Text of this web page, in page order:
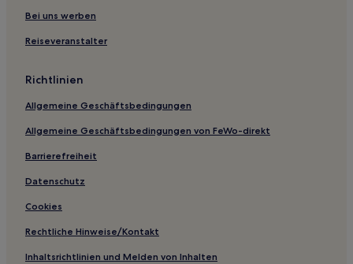
Gasthäuser in Strand von Hasama
Ryokans in Strand von Hasama
Familien in Funabashi
Hotels mit Parkplatz nahe Strand Nagasaki
Hotels mit Wellnessbereich nahe Strand Hojo
Hotels mit Wellnessbereich in Chiba
Familien in Urayasu
Hotels mit Pool nahe Strand Katakai
Hotels mit Thermalbad nahe Strand Katakai
Hotels mit Thermalbad nahe Makuhari Beach
Bei uns werben
Reiseveranstalter
Richtlinien
Allgemeine Geschäftsbedingungen
Allgemeine Geschäftsbedingungen von FeWo-direkt
Barrierefreiheit
Datenschutz
Cookies
Rechtliche Hinweise/Kontakt
Inhaltsrichtlinien und Melden von Inhalten